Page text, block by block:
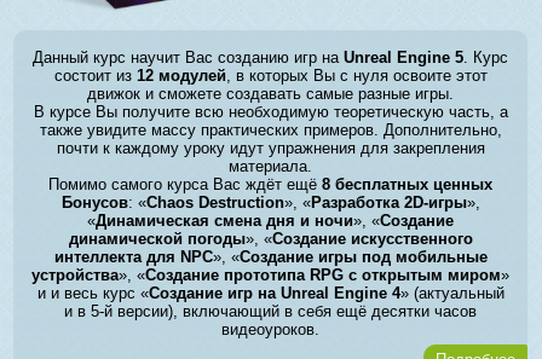
Данный курс научит Вас созданию игр наUnreal Engine 5 . Курс
состоит из 12 модулей, в которых Вы с нуля освоите этот
движок и сможете создавать самые разные игры.
В курсе Вы получите всю необходимую теоретическую часть, а
также увидите массу практических примеров. Дополнительно,
почти к каждому уроку идут упражнения для закрепления
материала.
Помимо самого курса Вас ждёт ещё8 бесплатных ценных
Бонусов: «Chaos Destruction», «Разработка 2D-игры»,
«Динамическая смена дня и ночи», «Создание
динамической погоды», «Создание искусственного
интеллекта для NPC», «Создание игры под мобильные
устройства», «Создание прототипа RPG с открытым миром»
и и весь курс «Создание игр на Unreal Engine 4» (актуальный
и в 5-й версии), включающий в себя ещё десятки часов
видеоуроков.